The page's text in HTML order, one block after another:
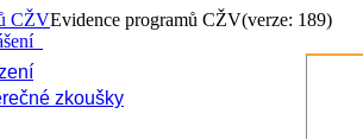
Evidence programů CŽV(verze: 189)
zkoušky